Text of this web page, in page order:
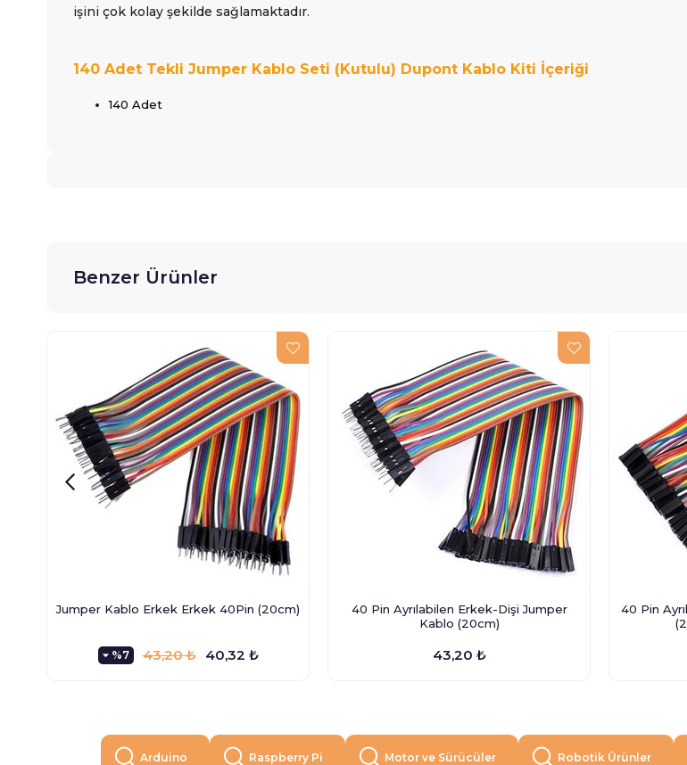
işini çok kolay şekilde sağlamaktadır.
140 Adet Tekli Jumper Kablo Seti (Kutulu) Dupont Kablo Kiti İçeriği
140 Adet
Benzer Ürünler
Jumper Kablo Erkek Erkek 40Pin (20cm)
%7 40,32 ₺
43,20 ₺
40 Pin Ayrılabilen Erkek-Dişi Jumper
Kablo (20cm)
43,20 ₺
40 Pin
Arduino Raspberry Pi Motor ve Sürücüler Robotik Ürünler